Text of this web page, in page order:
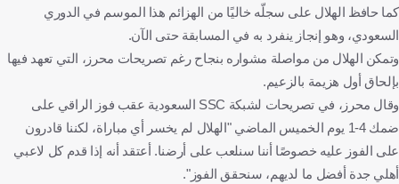
كما حافظ الهلال على سجلّه خاليًا من الهزائم هذا الموسم في الدوري
السعودي، وهو إنجاز ينفرد به في المسابقة حتى الآن.
وتمكن الهلال من مواصلة مشواره بنجاح رغم تصريحات محرز، التي تعهد فيها
بإلحاق أول هزيمة بالزعيم.
وقال محرز، في تصريحات لشبكة SSC السعودية عقب فوز الراقي على
ضمك 4-1 يوم الخميس الماضي "الهلال لم يخسر أي مباراة، لكننا قادرون
على الفوز عليه خصوصًا أننا سنلعب على أرضنا. أعتقد أنه إذا قدم كل لاعبي
أهلي جدة أفضل ما لديهم، سنحقق الفوز".